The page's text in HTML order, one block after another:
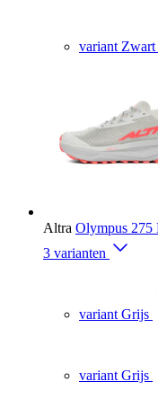
variant Zwart
Altra Olympus 275
3 varianten
variant Grijs
variant Grijs